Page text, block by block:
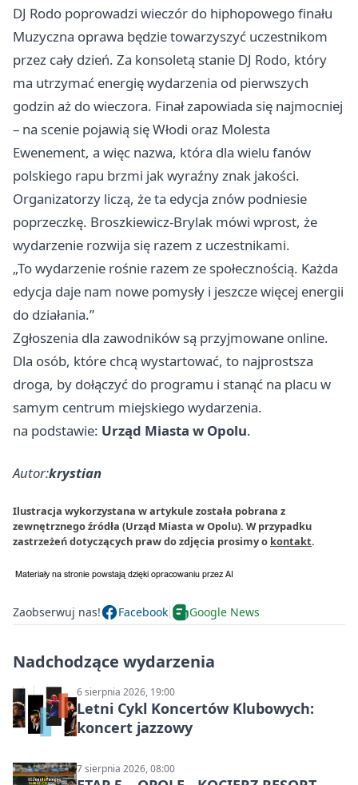
DJ Rodo poprowadzi wieczór do hiphopowego finału
Muzyczna oprawa będzie towarzyszyć uczestnikom
przez cały dzień. Za konsoletą stanie DJ Rodo, który
ma utrzymać energię wydarzenia od pierwszych
godzin aż do wieczora. Finał zapowiada się najmocniej
– na scenie pojawią się Włodi oraz Molesta
Ewenement, a więc nazwa, która dla wielu fanów
polskiego rapu brzmi jak wyraźny znak jakości.
Organizatorzy liczą, że ta edycja znów podniesie
poprzeczkę. Broszkiewicz-Brylak mówi wprost, że
wydarzenie rozwija się razem z uczestnikami.
„To wydarzenie rośnie razem ze społecznością. Każda
edycja daje nam nowe pomysły i jeszcze więcej energii
do działania.”
Zgłoszenia dla zawodników są przyjmowane online.
Dla osób, które chcą wystartować, to najprostsza
droga, by dołączyć do programu i stanąć na placu w
samym centrum miejskiego wydarzenia.
na podstawie: Urząd Miasta w Opolu.
Autor:krystian
Ilustracja wykorzystana w artykule została pobrana z
zewnętrznego źródła (Urząd Miasta w Opolu). W przypadku
zastrzeżeń dotyczących praw do zdjęcia prosimy o kontakt.
Zaobserwuj nas! Facebook Google News
Nadchodzące wydarzenia
6 sierpnia 2026, 19:00
Letni Cykl Koncertów Klubowych:
koncert jazzowy
7 sierpnia 2026, 08:00